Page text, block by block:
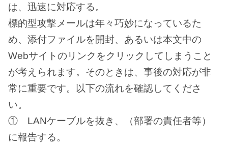
は、迅速に対応する。
標的型攻撃メールは年々巧妙になっているた
め、添付ファイルを開封、あるいは本文中の
Webサイトのリンクをクリックしてしまうこと
が考えられます。そのときは、事後の対応が非
常に重要です。以下の流れを確認してくださ
い。
① LANケーブルを抜き、（部署の責任者等）
に報告する。